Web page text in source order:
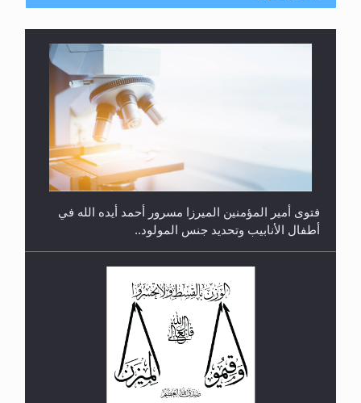
رأيٌ في لغة المسيح الموعود عليه السلام.. 4...
فتوى أمير المؤمنين الميرزا مسرور أحمد أيده الله في
أطفال الأنابيب وتحديد جنس المولود..